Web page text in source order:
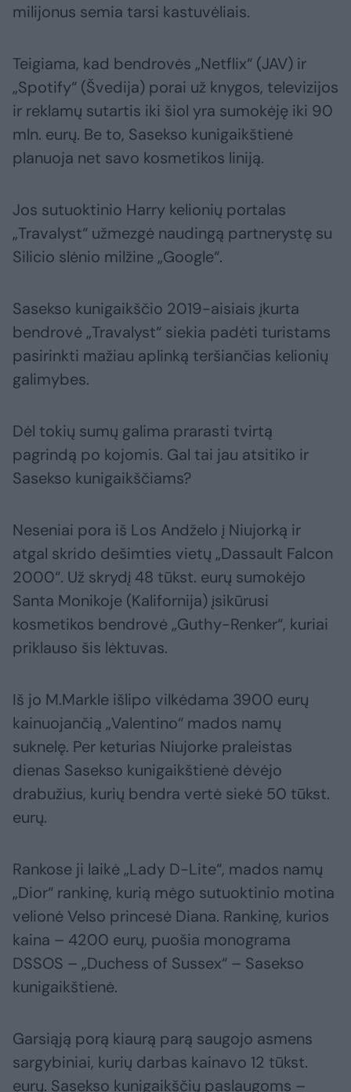
milijonus semia tarsi kastuvėliais.
Teigiama, kad bendrovės „Netflix“ (JAV) ir
„Spotify“ (Švedija) porai už knygos, televizijos
ir reklamų sutartis iki šiol yra sumokėję iki 90
mln. eurų. Be to, Sasekso kunigaikštienė
planuoja net savo kosmetikos liniją.
Jos sutuoktinio Harry kelionių portalas
„Travalyst“ užmezgė naudingą partnerystę su
Silicio slėnio milžine „Google“.
Sasekso kunigaikščio 2019-aisiais įkurta
bendrovė „Travalyst“ siekia padėti turistams
pasirinkti mažiau aplinką teršiančias kelionių
galimybes.
Dėl tokių sumų galima prarasti tvirtą
pagrindą po kojomis. Gal tai jau atsitiko ir
Sasekso kunigaikščiams?
Neseniai pora iš Los Andželo į Niujorką ir
atgal skrido dešimties vietų „Dassault Falcon
2000“. Už skrydį 48 tūkst. eurų sumokėjo
Santa Monikoje (Kalifornija) įsikūrusi
kosmetikos bendrovė „Guthy-Renker“, kuriai
priklauso šis lėktuvas.
Iš jo M.Markle išlipo vilkėdama 3900 eurų
kainuojančią „Valentino“ mados namų
suknelę. Per keturias Niujorke praleistas
dienas Sasekso kunigaikštienė dėvėjo
drabužius, kurių bendra vertė siekė 50 tūkst.
eurų.
Rankose ji laikė „Lady D-Lite“, mados namų
„Dior“ rankinę, kurią mėgo sutuoktinio motina
velionė Velso princesė Diana. Rankinę, kurios
kaina – 4200 eurų, puošia monograma
DSSOS – „Duchess of Sussex“ – Sasekso
kunigaikštienė.
Garsiąją porą kiaurą parą saugojo asmens
sargybiniai, kurių darbas kainavo 12 tūkst.
eurų. Sasekso kunigaikščių paslaugoms –